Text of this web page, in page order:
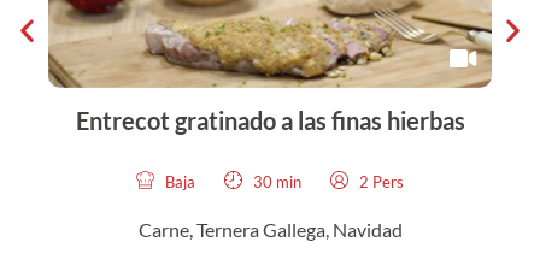
Entrecot gratinado a las finas hierbas
Baja 30 min 2 Pers
Carne, Ternera Gallega, Navidad